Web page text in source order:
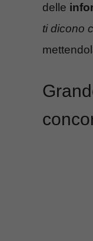
delle
ti dicono